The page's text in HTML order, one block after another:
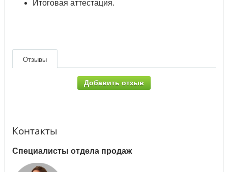
Итоговая аттестация.
Отзывы
Добавить отзыв
Контакты
Специалисты отдела продаж